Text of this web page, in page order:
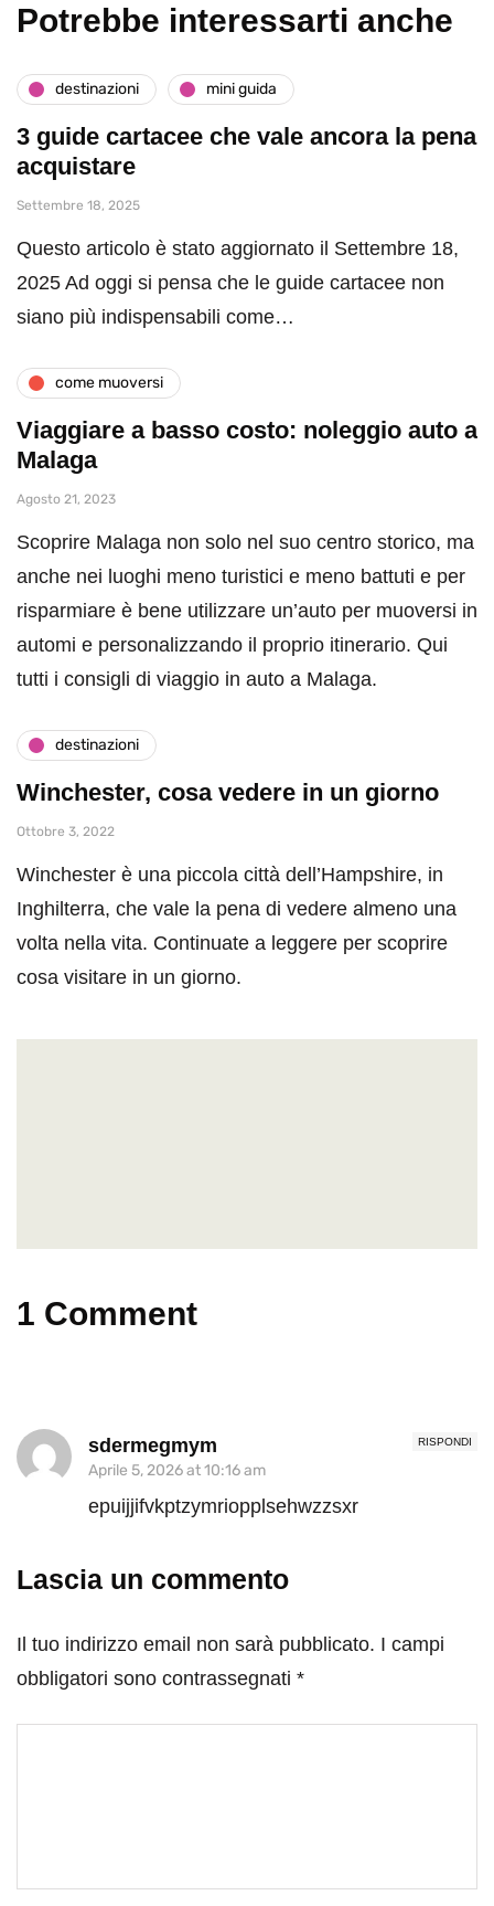
Potrebbe interessarti anche
destinazioni mini guida
3 guide cartacee che vale ancora la pena
acquistare
Settembre 18, 2025
Questo articolo è stato aggiornato il Settembre 18,
2025 Ad oggi si pensa che le guide cartacee non
siano più indispensabili come…
come muoversi
Viaggiare a basso costo: noleggio auto a
Malaga
Agosto 21, 2023
Scoprire Malaga non solo nel suo centro storico, ma
anche nei luoghi meno turistici e meno battuti e per
risparmiare è bene utilizzare un’auto per muoversi in
automi e personalizzando il proprio itinerario. Qui
tutti i consigli di viaggio in auto a Malaga.
destinazioni
Winchester, cosa vedere in un giorno
Ottobre 3, 2022
Winchester è una piccola città dell’Hampshire, in
Inghilterra, che vale la pena di vedere almeno una
volta nella vita. Continuate a leggere per scoprire
cosa visitare in un giorno.
1 Comment
RISPONDI
sdermegmym
Aprile 5, 2026 at 10:16 am
epuijjifvkptzymriopplsehwzzsxr
Lascia un commento
Il tuo indirizzo email non sarà pubblicato. I campi
obbligatori sono contrassegnati *